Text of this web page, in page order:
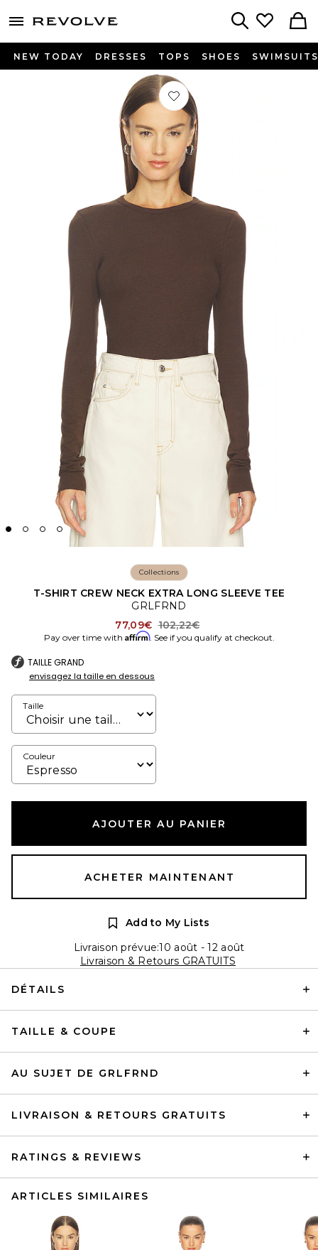
menu - shows more content
NEW TODAY DRESSES TOPS SHOES SWIMSUITS
Préféré T-SHIRT CREW NECK
Collections
T-SHIRT CREW NECK EXTRA LONG SLEEVE TEE
GRLFRND
77,09€ Previous price:
102,22€
Pay over time with Affirm. See if you qualify at checkout.
TAILLE GRAND
envisagez la taille en dessous
Taille
Couleur
AJOUTER AU PANIER
ACHETER MAINTENANT
Add to My Lists
Livraison prévue:10 août - 12 août
Livraison & Retours GRATUITS
DÉTAILS
TAILLE & COUPE
AU SUJET DE GRLFRND
LIVRAISON & RETOURS GRATUITS
RATINGS & REVIEWS
ARTICLES SIMILAIRES